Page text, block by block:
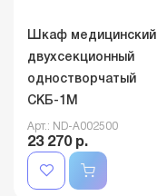
Шкаф медицинский
двухсекционный
одностворчатый
СКБ-1М
Арт.: ND-A002500
23 270 р.